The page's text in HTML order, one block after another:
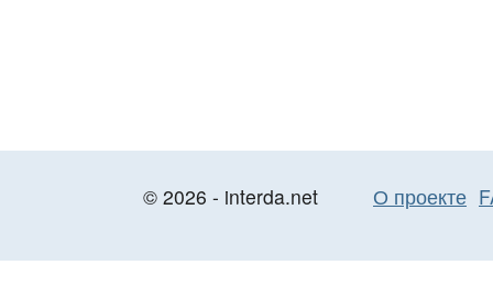
© 2026 - interda.net О проекте